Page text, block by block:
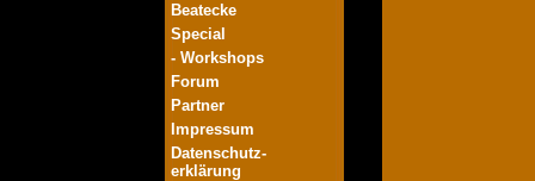
Beatecke
Special
- Workshops
Forum
Partner
Impressum
Datenschutz-
erklärung